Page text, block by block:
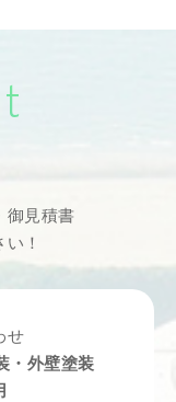
御見積書
！
せ
・外壁塗装